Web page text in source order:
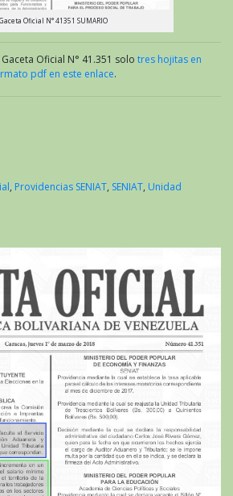
Gaceta Oficial N° 41351 SUMARIO
Oficial N° 41.351 solo tres hojitas en
pdf en este enlace.
, Providencias SENIAT, SENIAT, Unidad